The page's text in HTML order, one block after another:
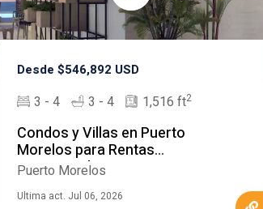
Desde $546,892 USD
3 - 4 3 - 4 1,516 ft2
Condos y Villas en Puerto
Morelos para Rentas
Vacacionales
Puerto Morelos
Ultima act. Jul 06, 2026